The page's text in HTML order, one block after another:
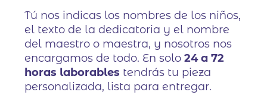
Tú nos indicas los nombres de los niños,
el texto de la dedicatoria y el nombre
del maestro o maestra, y nosotros nos
encargamos de todo. En solo24 a 72
horas laborables tendrás tu pieza
personalizada, lista para entregar.